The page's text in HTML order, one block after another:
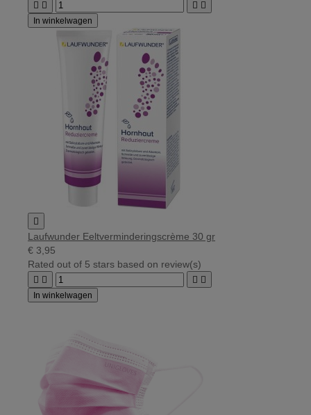
   
In winkelwagen

Laufwunder Eeltverminderingscrème 30 gr
€ 3,95
Rated out of 5 stars based on review(s)
   
In winkelwagen